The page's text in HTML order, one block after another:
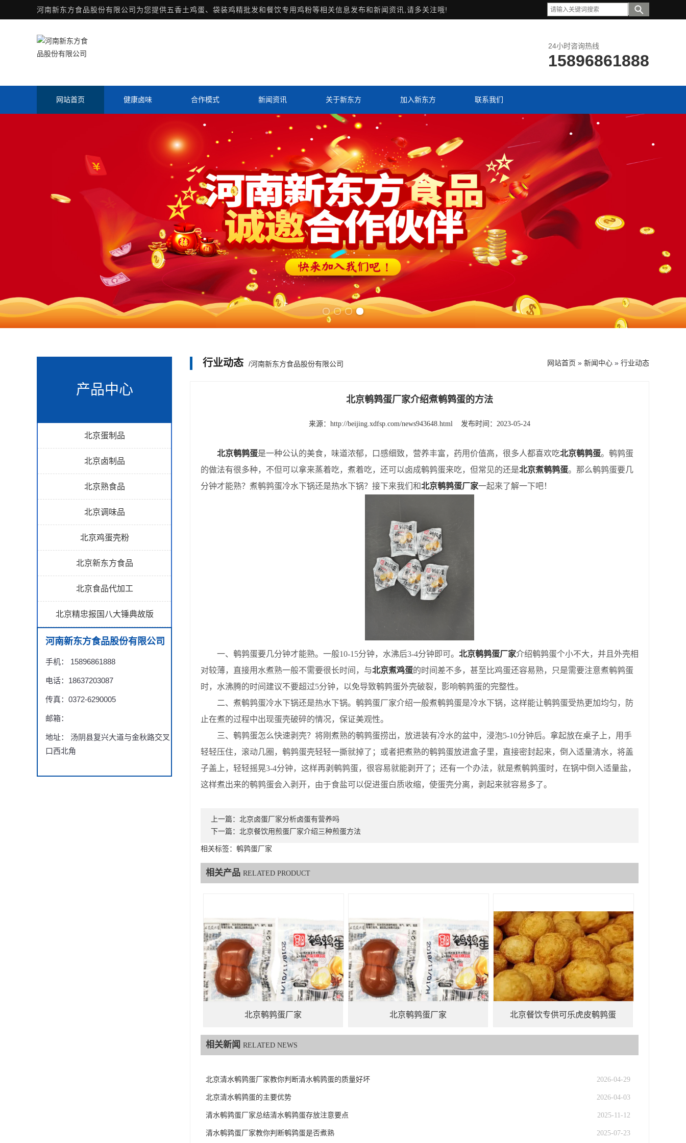
河南新东方食品股份有限公司为您提供五香土鸡蛋、袋装鸡精批发和餐饮专用鸡粉等相关信息发布和新闻资讯,请多关注哦!
24小时咨询热线
15896861888
网站首页 健康卤味 合作模式 新闻资讯 关于新东方 加入新东方 联系我们
产品中心
北京蛋制品
北京卤制品
北京熟食品
北京调味品
北京鸡蛋壳粉
北京新东方食品
北京食品代加工
北京精忠报国八大锤典故版
河南新东方食品股份有限公司
手机： 15896861888
电话：18637203087
传真：0372-6290005
邮箱：
地址： 汤阴县复兴大道与金秋路交叉
口西北角
行业动态 /河南新东方食品股份有限公司 网站首页 » 新闻中心 » 行业动态
北京鹌鹑蛋厂家介绍煮鹌鹑蛋的方法
来源： http://beijing.xdfsp.com/news943648.html 发布时间：2023-05-24
北京鹌鹑蛋是一种公认的美食，味道浓郁，口感细致，营养丰富，药用价值高，很多人都喜欢吃北京鹌鹑蛋。鹌鹑蛋
的做法有很多种，不但可以拿来蒸着吃，煮着吃，还可以卤成鹌鹑蛋来吃，但常见的还是北京煮鹌鹑蛋。那么鹌鹑蛋要几
分钟才能熟？煮鹌鹑蛋冷水下锅还是热水下锅？接下来我们和北京鹌鹑蛋厂家一起来了解一下吧！
一、鹌鹑蛋要几分钟才能熟。一般10-15分钟，水沸后3-4分钟即可。 北京鹌鹑蛋厂家介绍鹌鹑蛋个小不大，并且外壳相
对较薄，直接用水煮熟一般不需要很长时间，与北京煮鸡蛋的时间差不多，甚至比鸡蛋还容易熟，只是需要注意煮鹌鹑蛋
时，水沸腾的时间建议不要超过5分钟，以免导致鹌鹑蛋外壳破裂，影响鹌鹑蛋的完整性。
二、煮鹌鹑蛋冷水下锅还是热水下锅。鹌鹑蛋厂家介绍一般煮鹌鹑蛋是冷水下锅，这样能让鹌鹑蛋受热更加均匀，防
止在煮的过程中出现蛋壳破碎的情况，保证美观性。
三、鹌鹑蛋怎么快速剥壳？将刚煮熟的鹌鹑蛋捞出，放进装有冷水的盆中，浸泡5-10分钟后。拿起放在桌子上，用手
轻轻压住，滚动几圈，鹌鹑蛋壳轻轻一撕就掉了；或者把煮熟的鹌鹑蛋放进盒子里，直接密封起来，倒入适量清水，将盖
子盖上，轻轻摇晃3-4分钟，这样再剥鹌鹑蛋，很容易就能剥开了；还有一个办法，就是煮鹌鹑蛋时，在锅中倒入适量盐，
这样煮出来的鹌鹑蛋会入剥开，由于食盐可以促进蛋白质收缩，使蛋壳分离，剥起来就容易多了。
上一篇： 北京卤蛋厂家分析卤蛋有营养吗
下一篇： 北京餐饮用煎蛋厂家介绍三种煎蛋方法
相关标签：鹌鹑蛋厂家
相关产品 RELATED PRODUCT
北京鹌鹑蛋厂家 北京鹌鹑蛋厂家 北京餐饮专供可乐虎皮鹌鹑蛋
相关新闻 RELATED NEWS
北京清水鹌鹑蛋厂家教你判断清水鹌鹑蛋的质量好坏 2026-04-29
北京清水鹌鹑蛋的主要优势 2026-04-03
清水鹌鹑蛋厂家总结清水鹌鹑蛋存放注意要点 2025-11-12
清水鹌鹑蛋厂家教你判断鹌鹑蛋是否煮熟 2025-07-23